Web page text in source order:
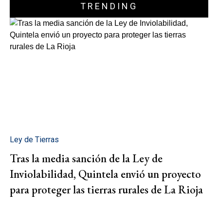
TRENDING
Ley de Tierras
Tras la media sanción de la Ley de
Inviolabilidad, Quintela envió un proyecto
para proteger las tierras rurales de La Rioja